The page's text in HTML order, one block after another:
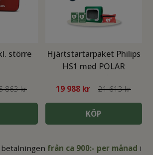
större
863 kr
Hjärtstartarpaket Philips
HS1 med POLAR
värmeskåp
19 988 kr 21 613 kr
KÖP
från ca 900:- per månad i